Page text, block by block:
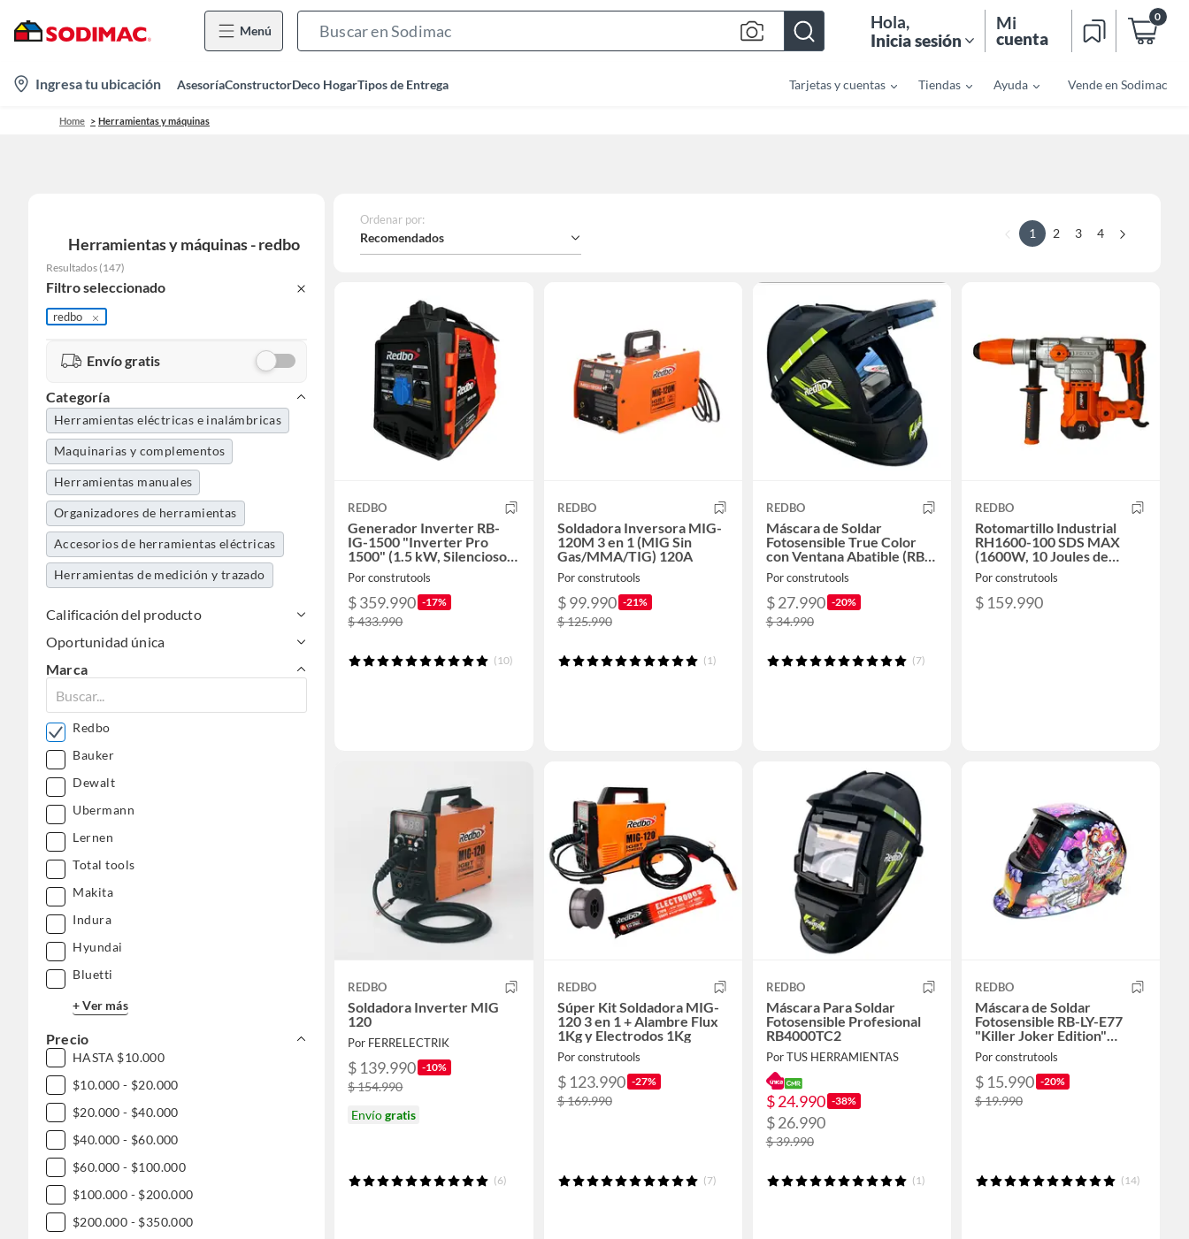
Menú
Bar
Hola,
Inicia sesión
Mi
cuenta
0
location-
icon
Ingresa tu ubicación AsesoríaConstructorDeco HogarTipos de Entrega Tarjetas y cuentas Tiendas Ayuda Vende en Sodimac
Home Herramientas y máquinas
Herramientas y máquinas - redbo
Resultados (147)
Filtro seleccionado
redbo
Envío gratis
Categoría
Herramientas eléctricas e inalámbricas
Maquinarias y complementos
Herramientas manuales
Organizadores de herramientas
Accesorios de herramientas eléctricas
Herramientas de medición y trazado
Calificación del producto
Oportunidad única
Marca
Redbo
Bauker
Dewalt
Ubermann
Lernen
Total tools
Makita
Indura
Hyundai
Bluetti
+ Ver más
Precio
HASTA $10.000
$10.000 - $20.000
$20.000 - $40.000
$40.000 - $60.000
$60.000 - $100.000
$100.000 - $200.000
$200.000 - $350.000
Ordenar por:
Recomendados 1 2 3 4
REDBO
Generador Inverter RB-
IG-1500 "Inverter Pro
1500" (1.5 kW, Silencioso,
Apto para Electrónica)
Por construtools
$ 359.990 -17%
$ 433.990
(10)
REDBO
Soldadora Inversora MIG-
120M 3 en 1 (MIG Sin
Gas/MMA/TIG) 120A
Por construtools
$ 99.990 -21%
$ 125.990
(1)
REDBO
Máscara de Soldar
Fotosensible True Color
con Ventana Abatible (RB-
4000TC-2)
Por construtools
$ 27.990 -20%
$ 34.990
(7)
REDBO
Rotomartillo Industrial
RH1600-100 SDS MAX
(1600W, 10 Joules de
Impacto, Kit de
Demolición)
Por construtools
$ 159.990
REDBO
Soldadora Inverter MIG
120
Por FERRELECTRIK
$ 139.990 -10%
$ 154.990
Envíogratis
(6)
REDBO
Súper Kit Soldadora MIG-
120 3 en 1 + Alambre Flux
1Kg y Electrodos 1Kg
Por construtools
$ 123.990 -27%
$ 169.990
(7)
REDBO
Máscara Para Soldar
Fotosensible Profesional
RB4000TC2
Por TUS HERRAMIENTAS
$ 24.990 -38%
$ 26.990
$ 39.990
(1)
REDBO
Máscara de Soldar
Fotosensible RB-LY-E77
"Killer Joker Edition"
(Automática, DIN 9-13,
Diseño Especial)
Por construtools
$ 15.990 -20%
$ 19.990
(14)